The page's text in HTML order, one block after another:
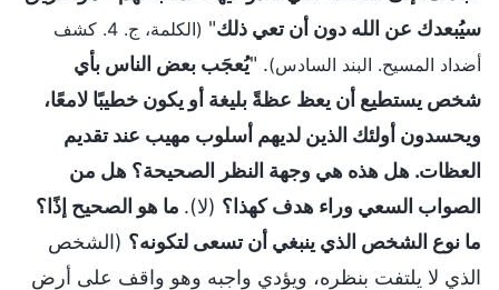
سيُبعدك عن الله دون أن تعي ذلك"
(الكلمة، ج. 4. كشف
أضداد المسيح. البند السادس). "يُعجَب بعض الناس بأي
شخص يستطيع أن يعظ عظةً بليغة أو يكون خطيبًا لامعًا،
ويحسدون أولئك الذين لديهم أسلوب مهيب عند تقديم
العظات. هل هذه هي وجهة النظر الصحيحة؟ هل من
الصواب السعي وراء هدف كهذا؟ (لا). ما هو الصحيح إذًا؟
ما نوع الشخص الذي ينبغي أن تسعى لتكونه؟ (الشخص
الذي لا يلتفت بنظره، ويؤدي واجبه وهو واقف على أرض